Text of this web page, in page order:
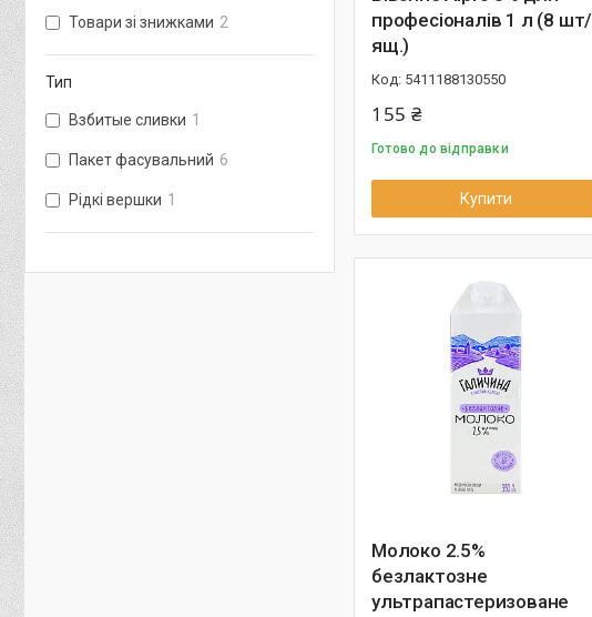
професіоналів 1 л (8 шт/
ящ.)
5411188130550
155 ₴
Готово до відправки
Купити
Молоко 2.5%
безлактозне
ультрапастеризоване
Товари зі знижками 2
Тип
Взбитые сливки 1
Пакет фасувальний 6
Рідкі вершки 1